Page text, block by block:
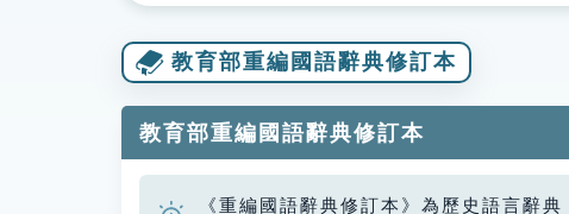
教育部重編國語辭典修訂本
教育部重編國語辭典修訂本
《重編國語辭典修訂本》為歷史語言辭